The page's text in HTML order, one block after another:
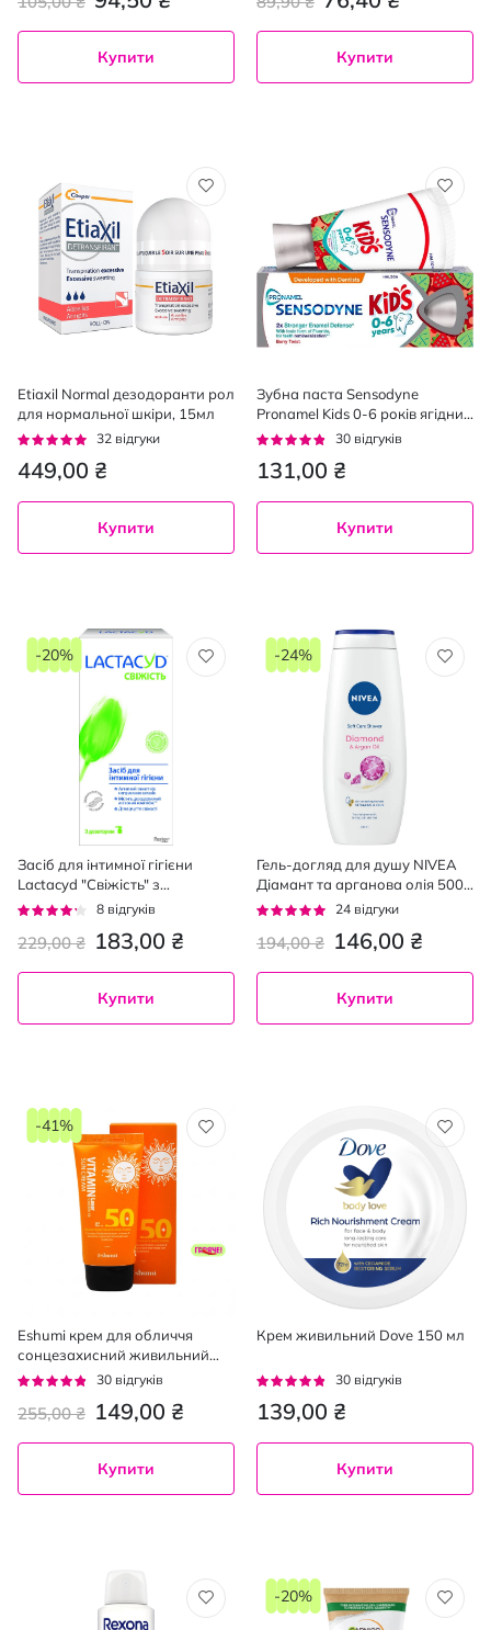
Купити Купити
Etiaxil Normal дезодоранти рол
для нормальної шкіри, 15мл
Рейтинг:
32 відгуки
449,00 ₴
Купити
Зубна паста Sensodyne
Pronamel Kids 0-6 років ягідний
мікс 50 мл
Рейтинг:
30 відгуків
131,00 ₴
Купити
Засіб для інтимної гігієни
Lactacyd "Cвіжість" з
дозатором 200 мл,
Рейтинг:
8 відгуків
183,00 ₴
229,00 ₴
-20%
Купити
Гель-догляд для душу NIVEA
Діамант та арганова олія 500
мл
Рейтинг:
24 відгуки
146,00 ₴
194,00 ₴
-24%
Купити
Eshumi крем для обличчя
сонцезахисний живильний
Vitamin SPF50+, 70мл
Рейтинг:
30 відгуків
149,00 ₴
255,00 ₴
-41%
Купити
Крем живильний Dove 150 мл
Рейтинг:
30 відгуків
139,00 ₴
Купити
-20%